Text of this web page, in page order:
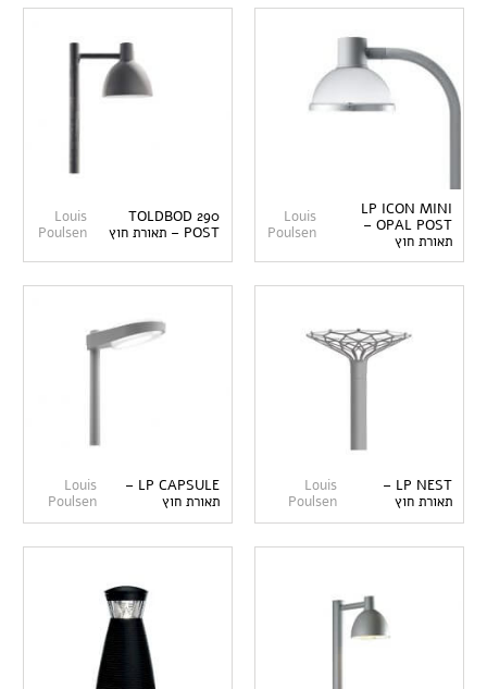
LP ICON MINI
OPAL POST –
תאורת חוץ
Louis
Poulsen
TOLDBOD 290
POST – תאורת חוץ
Louis
Poulsen
LP NEST –
תאורת חוץ
Louis
Poulsen
LP CAPSULE –
תאורת חוץ
Louis
Poulsen